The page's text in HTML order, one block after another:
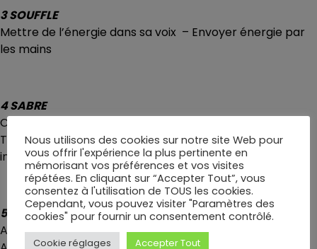
3 SOUFFLE
Mettre de l’énergie dans sa voix – Envoyer énergie par
les mains
4 SABRE
Couper, apprendre esprit du sabre
Théâtre NO et les émotions – Travail à deux – Sabre
invisible
5 ÉMOTIONS
Ange et démon – Prise de parole
Nous utilisons des cookies sur notre site Web pour
vous offrir l'expérience la plus pertinente en
mémorisant vos préférences et vos visites
répétées. En cliquant sur “Accepter Tout”, vous
consentez à l'utilisation de TOUS les cookies.
Cependant, vous pouvez visiter "Paramètres des
cookies" pour fournir un consentement contrôlé.
Cookie réglages Accepter Tout